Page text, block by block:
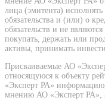
лица (эмитента)
обязательства и (или) о
обязательств и не
покупать, держать или
активы, принимать
Присваиваемые АО
относящуюся к объекту
«Эксперт РА» информацию,
мнению АО «Эксперт РА»,